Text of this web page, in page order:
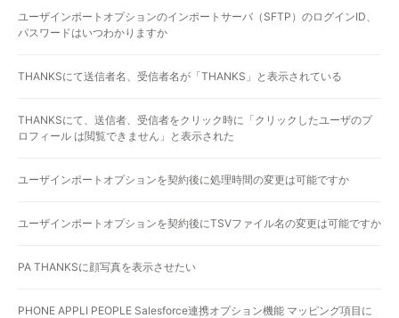
ユーザインポートオプションのインポートサーバ（SFTP）のログインID、
パスワードはいつわかりますか
THANKSにて送信者名、受信者名が「THANKS」と表示されている
THANKSにて、送信者、受信者をクリック時に「クリックしたユーザのプ
ロフィール は閲覧できません」と表示された
ユーザインポートオプションを契約後に処理時間の変更は可能ですか
ユーザインポートオプションを契約後にTSVファイル名の変更は可能ですか
PA THANKSに顔写真を表示させたい
PHONE APPLI PEOPLE Salesforce連携オプション機能 マッピング項目に